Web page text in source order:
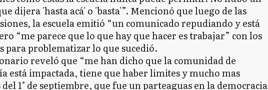
dijera 'hasta acá' o 'basta'”. Mencionó que luego de las
la escuela emitió “un comunicado repudiando y está
“me parece que lo que hay que hacer es trabajar” con los
para problematizar lo que sucedió.
reveló que “me han dicho que la comunidad de
está impactada, tiene que haber limites y mucho mas
del 1° de septiembre, que fue un parteaguas en la democracia